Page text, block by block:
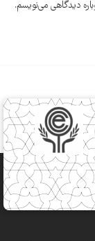
دیدگاهی می‌نویسم.